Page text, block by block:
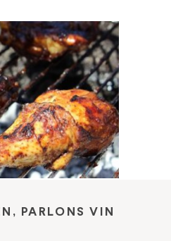
PARLONS VIN